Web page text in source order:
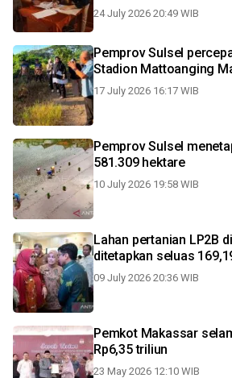
24 July 2026 20:49 WIB
Pemprov Sulsel
Stadion Mattoanging
17 July 2026 16:17 WIB
Pemprov Sulsel
581.309 hektare
10 July 2026 19:58 WIB
Lahan pertanian LP2B
ditetapkan seluas
09 July 2026 20:36 WIB
Pemkot Makassar
Rp6,35 triliun
23 May 2026 12:10 WIB